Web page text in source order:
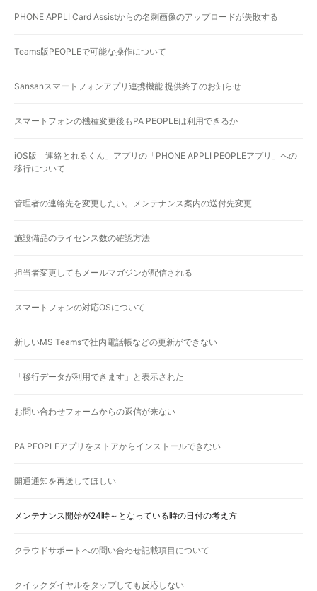
PHONE APPLI Card Assistからの名刺画像のアップロードが失敗する
Teams版PEOPLEで可能な操作について
Sansanスマートフォンアプリ連携機能 提供終了のお知らせ
スマートフォンの機種変更後もPA PEOPLEは利用できるか
iOS版「連絡とれるくん」アプリの「PHONE APPLI PEOPLEアプリ」への
移行について
管理者の連絡先を変更したい。メンテナンス案内の送付先変更
施設備品のライセンス数の確認方法
担当者変更してもメールマガジンが配信される
スマートフォンの対応OSについて
新しいMS Teamsで社内電話帳などの更新ができない
「移行データが利用できます」と表示された
お問い合わせフォームからの返信が来ない
PA PEOPLEアプリをストアからインストールできない
開通通知を再送してほしい
メンテナンス開始が24時～となっている時の日付の考え方
クラウドサポートへの問い合わせ記載項目について
クイックダイヤルをタップしても反応しない